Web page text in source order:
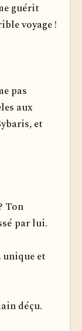
guérit
voyage !
pas
aux
et
Ton
par lui.
et
déçu.